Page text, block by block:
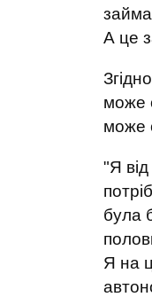
А це
може
може
"Я
була
Я на